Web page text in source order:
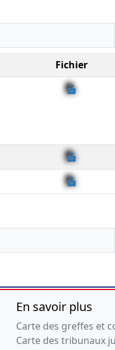
Fichier
En savoir plus
Carte des greffes et
Carte des tribunaux